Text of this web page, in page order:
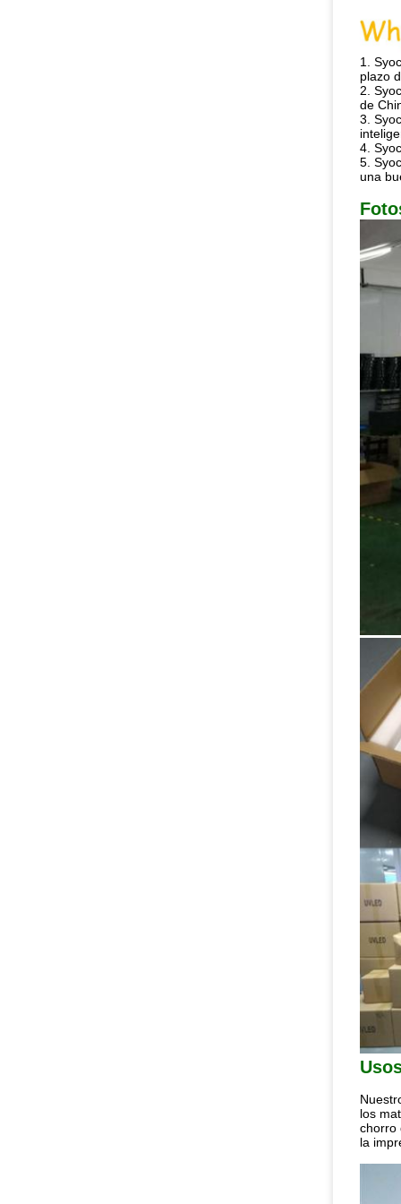
1.
plazo
2.
de
3.
4.
5.
una
los
chorro
la